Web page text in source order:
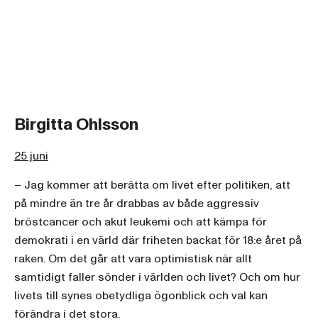
Birgitta Ohlsson
25 juni
– Jag kommer att berätta om livet efter politiken, att
på mindre än tre år drabbas av både aggressiv
bröstcancer och akut leukemi och att kämpa för
demokrati i en värld där friheten backat för 18:e året på
raken. Om det går att vara optimistisk när allt
samtidigt faller sönder i världen och livet? Och om hur
livets till synes obetydliga ögonblick och val kan
förändra i det stora.